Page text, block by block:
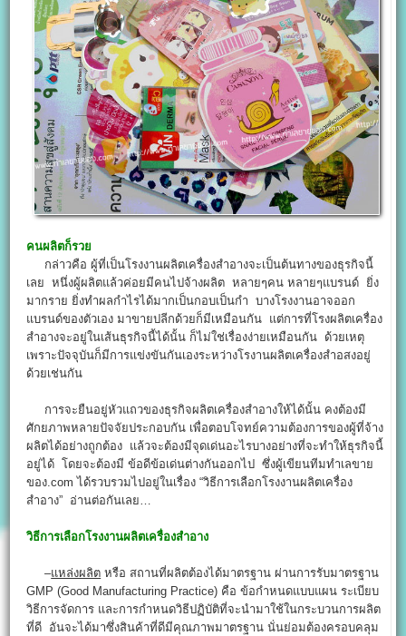
คนผลิตก็รวย
กล่าวคือ ผู้ที่เป็นโรงงานผลิตเครื่องสำอางจะเป็นต้นทางของธุรกิจนี้
เลย หนึ่งผู้ผลิตแล้วค่อยมีคนไปจ้างผลิต หลายๆคน หลายๆแบรนด์ ยิ่ง
มากราย ยิ่งทำผลกำไรได้มากเป็นกอบเป็นกำ บางโรงงานอาจออก
แบรนด์ของตัวเอง มาขายปลีกด้วยก็มีเหมือนกัน แต่การที่โรงผลิตเครื่อง
สำอางจะอยู่ในเส้นธุรกิจนี้ได้นั้น ก็ไม่ใช่เรื่องง่ายเหมือนกัน ด้วยเหตุ
เพราะปัจจุบันก็มีการแข่งขันกันเองระหว่างโรงานผลิตเครื่องสำอสงอยู่
ด้วยเช่นกัน
การจะยืนอยู่หัวแถวของธุรกิจผลิตเครื่องสำอางให้ได้นั้น คงต้องมี
ศักยภาพหลายปัจจัยประกอบกัน เพื่อตอบโจทย์ความต้องการของผู้ที่จ้าง
ผลิตได้อย่างถูกต้อง แล้วจะต้องมีจุดเด่นอะไรบางอย่างที่จะทำให้ธุรกิจนี้
อยู่ได้ โดยจะต้องมี ข้อดีข้อเด่นต่างกันออกไป ซึ่งผู้เขียนทีมทำเลขาย
ของ.com ได้รวบรวมไปอยู่ในเรื่อง “วิธีการเลือกโรงงานผลิตเครื่อง
สำอาง” อ่านต่อกันเลย…
วิธีการเลือกโรงงานผลิตเครื่องสำอาง
–แหล่งผลิต หรือ สถานที่ผลิตต้องได้มาตรฐาน ผ่านการรับมาตรฐาน
GMP (Good Manufacturing Practice) คือ ข้อกำหนดแบบแผน ระเบียบ
วิธีการจัดการ และการกำหนดวิธีปฏิบัติที่จะนำมาใช้ในกระบวนการผลิต
ที่ดี อันจะได้มาซึ่งสินค้าที่ดีมีคุณภาพมาตรฐาน นั่นย่อมต้องครอบคลุม